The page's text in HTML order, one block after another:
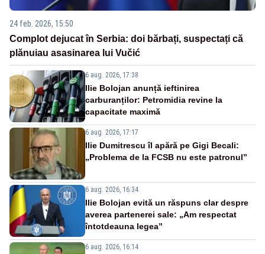
24 feb. 2026, 15:50
Complot dejucat în Serbia: doi bărbați, suspectați că
plănuiau asasinarea lui Vučić
6 aug. 2026, 17:38
Ilie Bolojan anunță ieftinirea
carburanților: Petromidia revine la
capacitate maximă
6 aug. 2026, 17:17
Ilie Dumitrescu îl apără pe Gigi Becali:
„Problema de la FCSB nu este patronul”
6 aug. 2026, 16:34
Ilie Bolojan evită un răspuns clar despre
averea partenerei sale: „Am respectat
întotdeauna legea”
6 aug. 2026, 16:14